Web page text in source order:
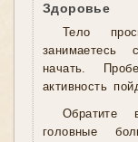
Здоровье
Тело
занимаетесь
начать.
активность
Обратите
головные